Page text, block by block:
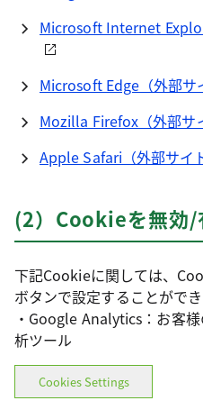
Microsoft Internet
Microsoft Edge（外部サ
Mozilla Firefox（外部サ
Apple Safari（外部サイ
(2）Cookieを無効/
下記Cookieに関しては、
ボタンで設定することができ
・Google Analytics：お客
析ツール
Cookies Settings